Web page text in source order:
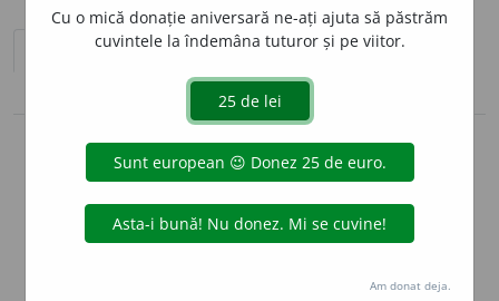
sinteza definițiilor (1)
definiții (17)
pronunție volume_up
info
Aceste definiții sunt compilate de
echipa dexonline. Definițiile
originale se află pe filadefiniții.
Puteți reordona filele pe pagina de
Cu o mică donație aniversară ne-ați ajuta să păstrăm
cuvintele la îndemâna tuturor și pe viitor.
Am donat deja.